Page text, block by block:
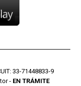
33-71448833-9
- EN TRÁMITE